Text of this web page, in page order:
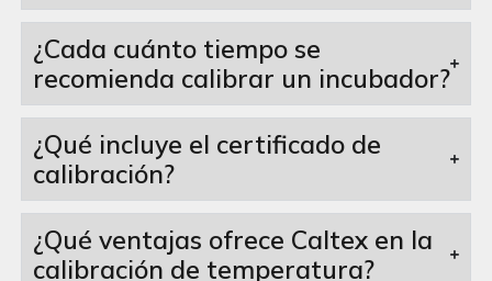
¿Cada cuánto tiempo se
recomienda calibrar un incubador?
¿Qué incluye el certificado de
calibración?
¿Qué ventajas ofrece Caltex en la
calibración de temperatura?